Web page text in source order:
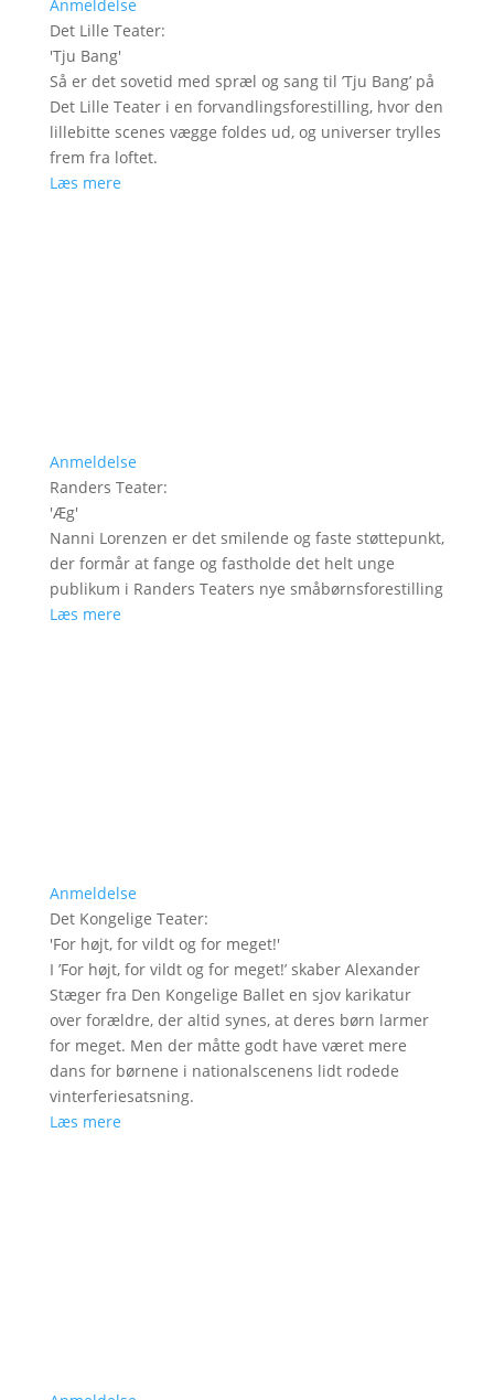
Anmeldelse
Det Lille Teater:
'Tju Bang'
Så er det sovetid med spræl og sang til ’Tju Bang’ på
Det Lille Teater i en forvandlingsforestilling, hvor den
lillebitte scenes vægge foldes ud, og universer trylles
frem fra loftet.
Læs mere
Anmeldelse
Randers Teater:
'Æg'
Nanni Lorenzen er det smilende og faste støttepunkt,
der formår at fange og fastholde det helt unge
publikum i Randers Teaters nye småbørnsforestilling
Læs mere
Anmeldelse
Det Kongelige Teater:
'For højt, for vildt og for meget!'
I ’For højt, for vildt og for meget!’ skaber Alexander
Stæger fra Den Kongelige Ballet en sjov karikatur
over forældre, der altid synes, at deres børn larmer
for meget. Men der måtte godt have været mere
dans for børnene i nationalscenens lidt rodede
vinterferiesatsning.
Læs mere